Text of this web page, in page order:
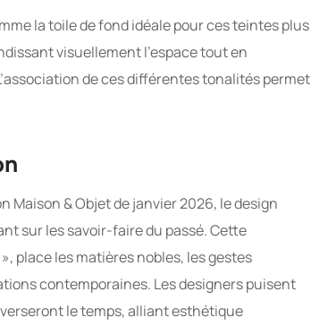
la toile de fond idéale pour ces teintes plus
visuellement l’espace tout en
de ces différentes tonalités permet
Maison & Objet de janvier 2026, le design
sur les savoir-faire du passé. Cette
place les matières nobles, les gestes
contemporaines. Les designers puisent
le temps, alliant esthétique